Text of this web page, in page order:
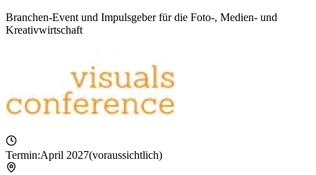
Branchen-Event und Impulsgeber für die Foto-, Medien- und
Kreativwirtschaft
Termin:April 2027(voraussichtlich)